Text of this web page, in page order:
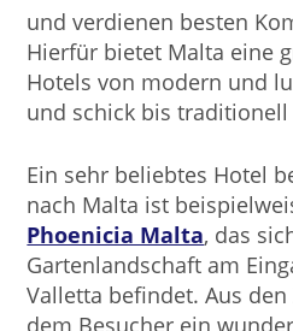
und verdienen besten
Hierfür bietet Malta eine
Hotels von modern und
und schick bis
Ein sehr beliebtes Hotel
nach Malta ist
Phoenicia Malta, das
Gartenlandschaft am
Valletta befindet. Aus
dem Besucher ein